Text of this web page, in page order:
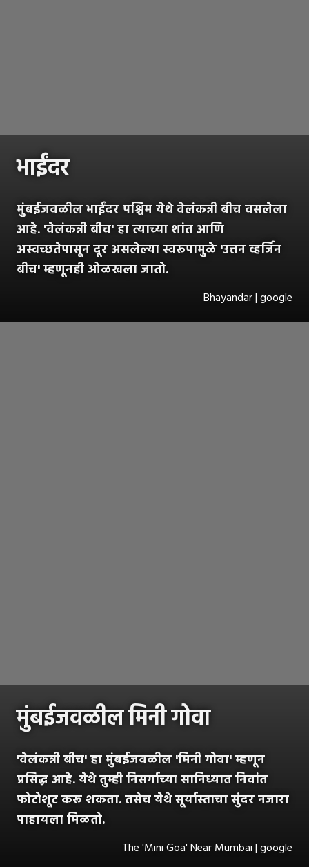
भाईंदर
मुंबईजवळील भाईंदर पश्चिम येथे वेलंकन्नी बीच वसलेला
आहे. 'वेलंकन्नी बीच' हा त्याच्या शांत आणि
अस्वच्छतेपासून दूर असलेल्या स्वरूपामुळे 'उत्तन व्हर्जिन
बीच' म्हणूनही ओळखला जातो.
Bhayandar | google
मुंबईजवळील मिनी गोवा
'वेलंकन्नी बीच' हा मुंबईजवळील 'मिनी गोवा' म्हणून
प्रसिद्ध आहे. येथे तु्म्ही निसर्गाच्या सानिध्यात निवांत
फोटोशूट करू शकता. तसेच येथे सूर्यास्ताचा सुंदर नजारा
पाहायला मिळतो.
The 'Mini Goa' Near Mumbai | google